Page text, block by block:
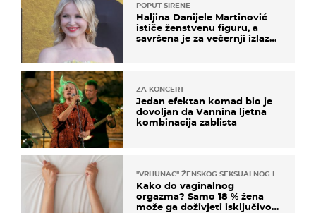
POPUT SIRENE
Haljina Danijele Martinović
ističe ženstvenu figuru, a
savršena je za večernji izlazak
ZA KONCERT
Jedan efektan komad bio je
dovoljan da Vannina ljetna
kombinacija zablista
"VRHUNAC" ŽENSKOG SEKSUALNOG ISKUSTVA
Kako do vaginalnog
orgazma? Samo 18 % žena
može ga doživjeti isključivo